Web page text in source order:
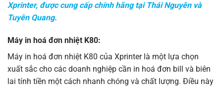
Xprinter, được cung cấp chính hãng tại Thái Nguyên và
Tuyên Quang.
Máy in hoá đơn nhiệt K80:
Máy in hoá đơn nhiệt K80 của Xprinter là một lựa chọn
xuất sắc cho các doanh nghiệp cần in hoá đơn bill và biên
lai tính tiền một cách nhanh chóng và chất lượng. Điều này